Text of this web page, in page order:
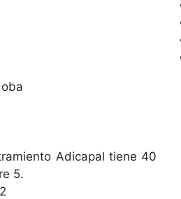
Adicapal tiene 40
5.